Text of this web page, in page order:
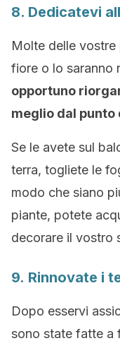
8. Dedicatevi
Molte delle
fiore o lo saranno
opportuno
meglio dal punto
Se le avete sul
terra, togliete le
modo che siano
piante, potete
decorare il vostro
9. Rinnovate i
Dopo esservi
sono state fatte a